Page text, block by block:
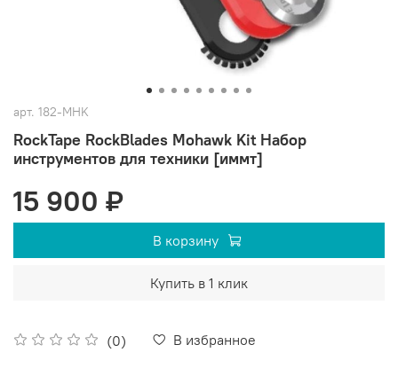
арт. 182-MHK
RockTape RockBlades Mohawk Kit Набор
инструментов для техники [иммт]
(0) В избранное
15 900 ₽
В корзину
Купить в 1 клик